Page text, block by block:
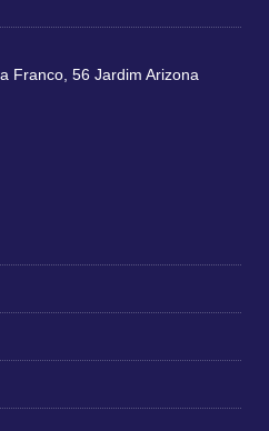
Franco, 56 Jardim Arizona